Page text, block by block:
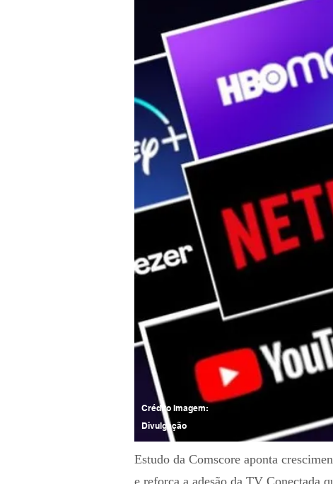
Divulgação
Crédito Imagem:
Estudo da Comscore aponta
e reforça a adesão da TV Conectada